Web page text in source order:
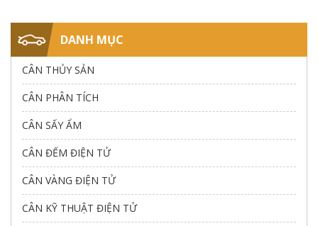
DANH MỤC
CÂN THỦY SẢN
CÂN PHÂN TÍCH
CÂN SẤY ẨM
CÂN ĐẾM ĐIỆN TỬ
CÂN VÀNG ĐIỆN TỬ
CÂN KỸ THUẬT ĐIỆN TỬ